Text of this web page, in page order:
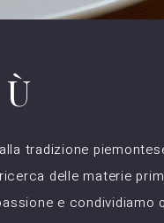
tradizione
delle materie
e